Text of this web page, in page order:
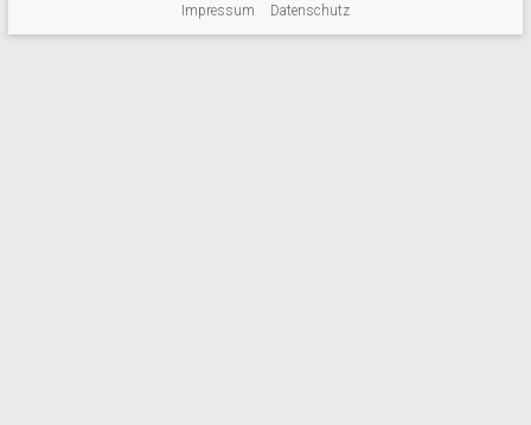
Impressum
Datenschutz